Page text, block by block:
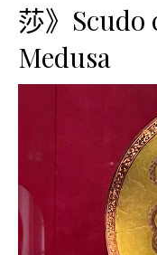
莎》Scudo
Medusa